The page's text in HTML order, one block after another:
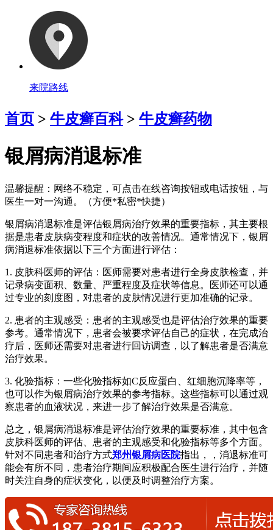
来院路线
首页 > 牛皮癣百科> 牛皮癣药物
银屑病消退标准
温馨提醒： 网络不稳定，可点击在线咨询按钮或电话按钮，与
医生一对一沟通。（方便*私密*快捷）
银屑病消退标准是评估银屑病治疗效果的重要指标，其主要根
据是患者皮肤病变程度和症状的改善情况。通常情况下，银屑
病消退标准依据以下三个方面进行评估：
1. 皮肤科医师的评估：医师需要对患者进行全身皮肤检查，并
记录病变面积、数量、严重程度及症状等信息。医师还可以通
过专业的刻度图，对患者的皮肤情况进行更加准确的记录。
2. 患者的主观感受：患者的主观感受也是评估治疗效果的重要
参考。通常情况下，患者会被要求评估自己的症状，在完成治
疗后，医师还需要对患者进行回访调查，以了解患者是否满意
治疗效果。
3. 化验指标：一些化验指标如C反应蛋白、红细胞沉降率等，
也可以作为银屑病治疗效果的参考指标。这些指标可以通过观
察患者的血液状况，来进一步了解治疗效果是否满意。
总之，银屑病消退标准是评估治疗效果的重要标准，其中包含
皮肤科医师的评估、患者的主观感受和化验指标等多个方面。
针对不同患者和治疗方式郑州银屑病医院指出，，消退标准可
能会有所不同，患者治疗期间应积极配合医生进行治疗，并随
时关注自身的症状变化，以便及时调整治疗方案。